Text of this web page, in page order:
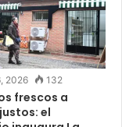
2026 132
frescos a
el